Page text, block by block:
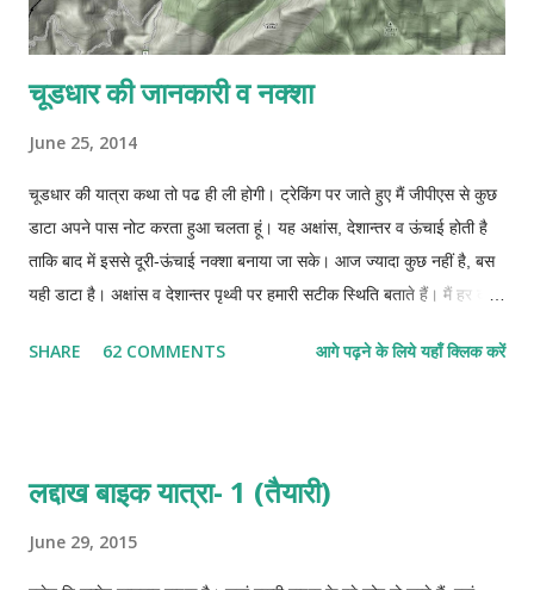
चूडधार की जानकारी व नक्शा
June 25, 2014
चूडधार की यात्रा कथा तो पढ ही ली होगी। ट्रेकिंग पर जाते हुए मैं जीपीएस से कुछ
डाटा अपने पास नोट करता हुआ चलता हूं। यह अक्षांस, देशान्तर व ऊंचाई होती है
ताकि बाद में इससे दूरी-ऊंचाई नक्शा बनाया जा सके। आज ज्यादा कुछ नहीं है, बस
यही डाटा है। अक्षांस व देशान्तर पृथ्वी पर हमारी सटीक स्थिति बताते हैं। मैं हर दस-
युक्त साधारण सा मोबाइल है जिसमें मैं अपना यात्रा-पथ रिकार्ड नहीं कर सकता। हर
बताऊंगा। अब गूगल मैप को कैसे समझाऊं कि सडक तो चूडधार के आसपास भी नहीं
SHARE 62 COMMENTS आगे पढ़ने के लिये यहाँ क्लिक करें
लद्दाख बाइक यात्रा- 1 (तैयारी)
June 29, 2015